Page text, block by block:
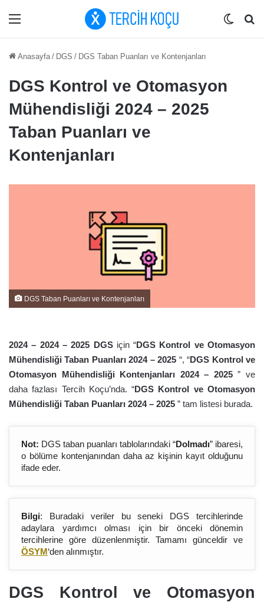
Menü Dış
Anasayfa / DGS / DGS Taban Puanları ve Kontenjanları
DGS Kontrol ve Otomasyon
Mühendisliği 2024 – 2025
Taban Puanları ve
Kontenjanları
DGS Taban Puanları ve Kontenjanları
2024 – 2024 – 2025 DGSiçin “DGS Kontrol ve Otomasyon
Mühendisliği Taban Puanları 2024 – 2025 “, “DGS Kontrol ve
Otomasyon Mühendisliği Kontenjanları 2024 – 2025 ” ve
daha fazlası Tercih Koçu’nda. “DGS Kontrol ve Otomasyon
Mühendisliği Taban Puanları 2024 – 2025 ” tam listesi burada.
Not: DGS taban puanları tablolarındaki “Dolmadı” ibaresi,
o bölüme kontenjanından daha az kişinin kayıt olduğunu
ifade eder.
Bilgi: Buradaki veriler bu seneki DGS tercihlerinde
adaylara yardımcı olması için bir önceki dönemin
tercihlerine göre düzenlenmiştir. Tamamı günceldir ve
ÖSYM‘den alınmıştır.
DGS Kontrol ve Otomasyon